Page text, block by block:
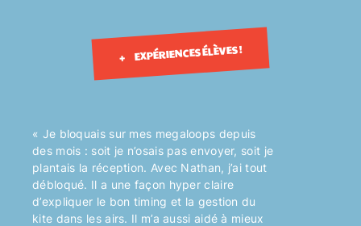
+ EXPÉRIENCES ÉLÈVES !
« Je bloquais sur mes megaloops depuis
des mois : soit je n’osais pas envoyer, soit je
plantais la réception. Avec Nathan, j’ai tout
débloqué. Il a une façon hyper claire
d’expliquer le bon timing et la gestion du
kite dans les airs. Il m’a aussi aidé à mieux